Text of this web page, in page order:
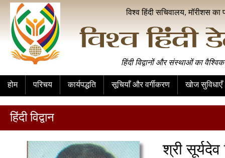
विश्व हिंदी सचिवालय, मॉरीशस का
हिंदी विद्वानों और संस्थाओं का
होम परिचय कार्यपद्धति सूचियाँ और वर्गीकरण खोज सुविधाएँ
हिंदी विद्वान
श्री सूर्यदेव